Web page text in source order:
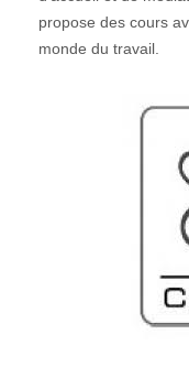
propose des cours
monde du travail.